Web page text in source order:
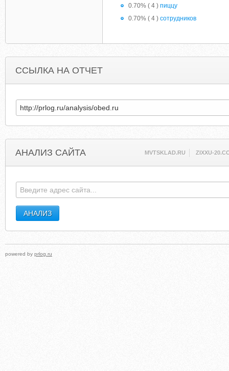
0.70% ( 4 ) пиццу
0.70% ( 4 ) сотрудников
ССЫЛКА НА ОТЧЕТ
АНАЛИЗ САЙТА MVTSKLAD.RU ZIXXU-
powered by prlog.ru